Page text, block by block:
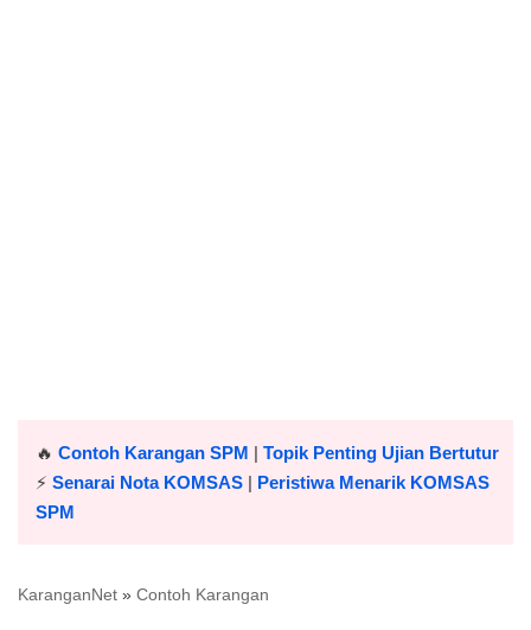
🔥 Contoh Karangan SPM | Topik Penting Ujian Bertutur
⚡️ Senarai Nota KOMSAS | Peristiwa Menarik KOMSAS
SPM
KaranganNet » Contoh Karangan